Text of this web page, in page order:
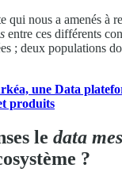
qui nous a amenés à
entre ces différents
; deux populations
une Data
produits
le data
?